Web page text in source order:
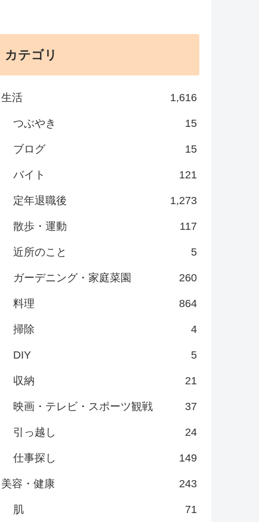
カテゴリ
生活 1,616
つぶやき 15
ブログ 15
バイト 121
定年退職後 1,273
散歩・運動 117
近所のこと 5
ガーデニング・家庭菜園 260
料理 864
掃除 4
DIY 5
収納 21
映画・テレビ・スポーツ観戦 37
引っ越し 24
仕事探し 149
美容・健康 243
肌 71